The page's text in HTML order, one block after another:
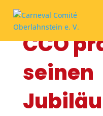
CCO
seinen